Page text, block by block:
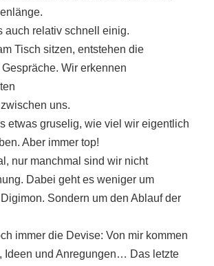
auch relativ schnell einig.
Tisch sitzen, entstehen die
Wir erkennen
uns.
etwas gruselig, wie viel wir eigentlich
Aber immer top!
nur manchmal sind wir nicht
Dabei geht es weniger um
Sondern um den Ablauf der
immer die Devise: Von mir kommen
Ideen und Anregungen… Das letzte